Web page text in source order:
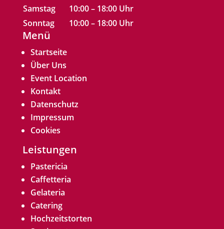
Samstag
10:00 – 18:00 Uhr
Sonntag
10:00 – 18:00 Uhr
Menü
Startseite
Über Uns
Event Location
Kontakt
Datenschutz
Impressum
Cookies
Leistungen
Pastericia
Caffetteria
Gelateria
Catering
Hochzeitstorten